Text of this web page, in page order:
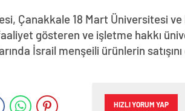
Çanakkale 18 Mart Üniversitesi ve
gösteren ve işletme hakkı
İsrail menşeili ürünlerin
HIZLI YORUM YAP